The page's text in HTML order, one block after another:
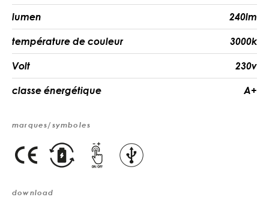
lumen 240lm
température de couleur 3000k
Volt 230v
classe énergétique A+
marques/symboles
download